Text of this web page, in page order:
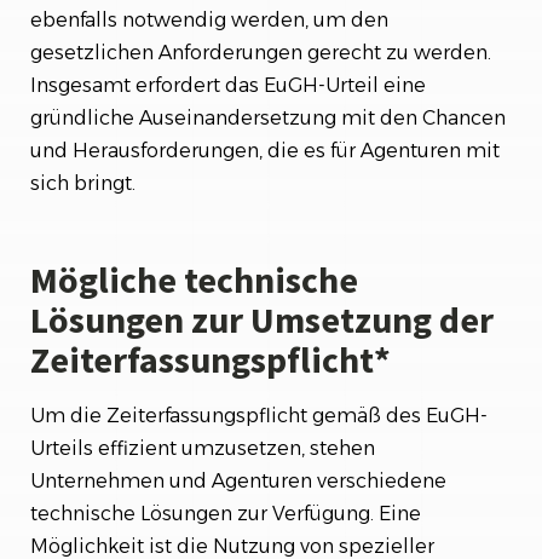
ebenfalls notwendig werden, um den
gesetzlichen Anforderungen gerecht zu werden.
Insgesamt erfordert das EuGH-Urteil eine
gründliche Auseinandersetzung mit den Chancen
und Herausforderungen, die es für Agenturen mit
sich bringt.
Mögliche technische
Lösungen zur Umsetzung der
Zeiterfassungspflicht*
Um die Zeiterfassungspflicht gemäß des EuGH-
Urteils effizient umzusetzen, stehen
Unternehmen und Agenturen verschiedene
technische Lösungen zur Verfügung. Eine
Möglichkeit ist die Nutzung von spezieller